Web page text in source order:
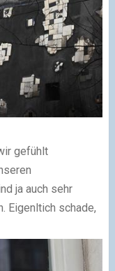
gefühlt
ja auch sehr
Eigenltich schade,